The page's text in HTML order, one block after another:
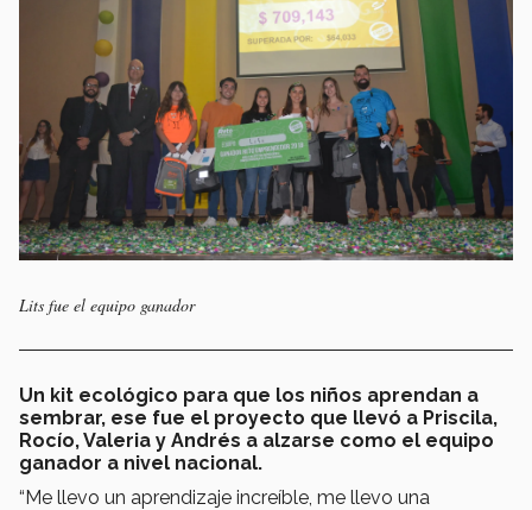
Lits fue el equipo ganador
Un kit ecológico para que los niños aprendan a
sembrar, ese fue el proyecto que llevó a Priscila,
Rocío, Valeria y Andrés a alzarse como el equipo
ganador a nivel nacional.
“Me llevo un aprendizaje increíble, me llevo una